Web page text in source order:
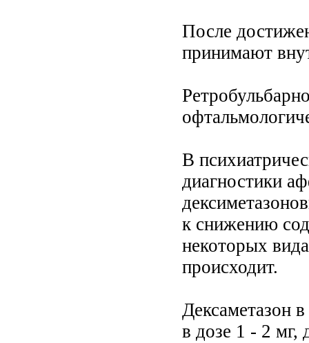
После
принимают
В
диагностики
к снижению
некоторых
происходит.
Дексаметазон
в дозе 1 - 2 мг,